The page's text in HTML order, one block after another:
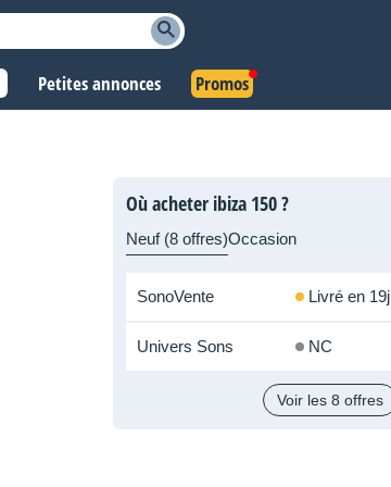
Petites annonces Promos
Où acheter ibiza 150 ?
Neuf (8 offres)Occasion
SonoVente Livré en 19j
Univers Sons NC
Voir les 8 offres